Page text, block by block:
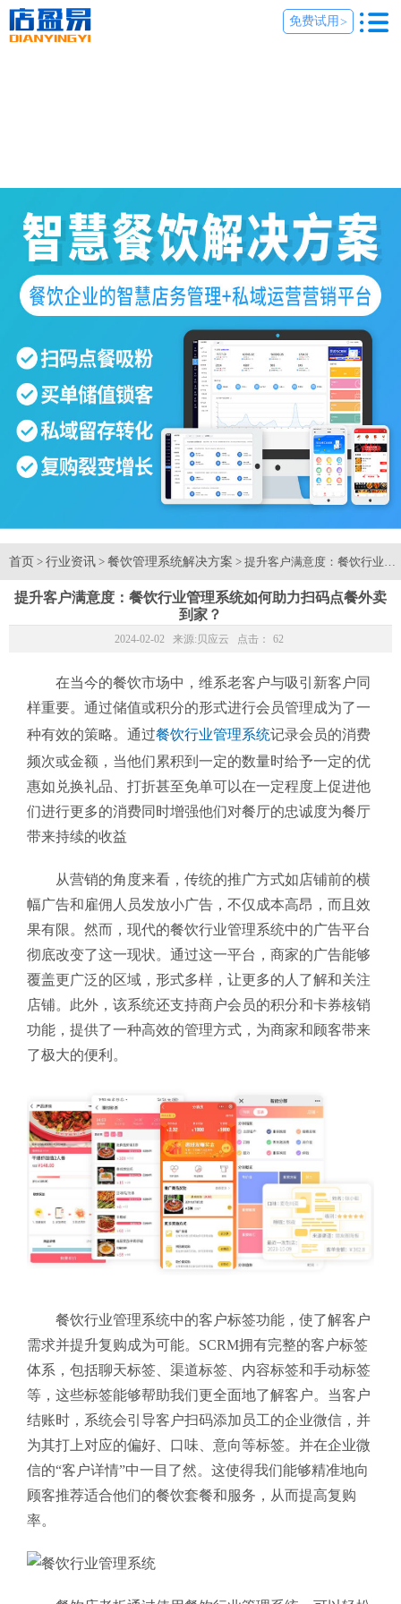
免费试用 >
首页 > 行业资讯 > 餐饮管理系统解决方案 > 提升客户满意度：餐饮行业
提升客户满意度：餐饮行业管理系统如何助力扫码点餐外卖
到家？
2024-02-02 来源: 贝应云 点击： 62
在当今的餐饮市场中，维系老客户与吸引新客户同
样重要。通过储值或积分的形式进行会员管理成为了一
种有效的策略。通过餐饮行业管理系统记录会员的消费
频次或金额，当他们累积到一定的数量时给予一定的优
惠如兑换礼品、打折甚至免单可以在一定程度上促进他
们进行更多的消费同时增强他们对餐厅的忠诚度为餐厅
带来持续的收益
从营销的角度来看，传统的推广方式如店铺前的横
幅广告和雇佣人员发放小广告，不仅成本高昂，而且效
果有限。然而，现代的餐饮行业管理系统中的广告平台
彻底改变了这一现状。通过这一平台，商家的广告能够
覆盖更广泛的区域，形式多样，让更多的人了解和关注
店铺。此外，该系统还支持商户会员的积分和卡券核销
功能，提供了一种高效的管理方式，为商家和顾客带来
了极大的便利。
餐饮行业管理系统中的客户标签功能，使了解客户
需求并提升复购成为可能。SCRM拥有完整的客户标签
体系，包括聊天标签、渠道标签、内容标签和手动标签
等，这些标签能够帮助我们更全面地了解客户。当客户
结账时，系统会引导客户扫码添加员工的企业微信，并
为其打上对应的偏好、口味、意向等标签。并在企业微
信的“客户详情”中一目了然。这使得我们能够精准地向
顾客推荐适合他们的餐饮套餐和服务，从而提高复购
率。